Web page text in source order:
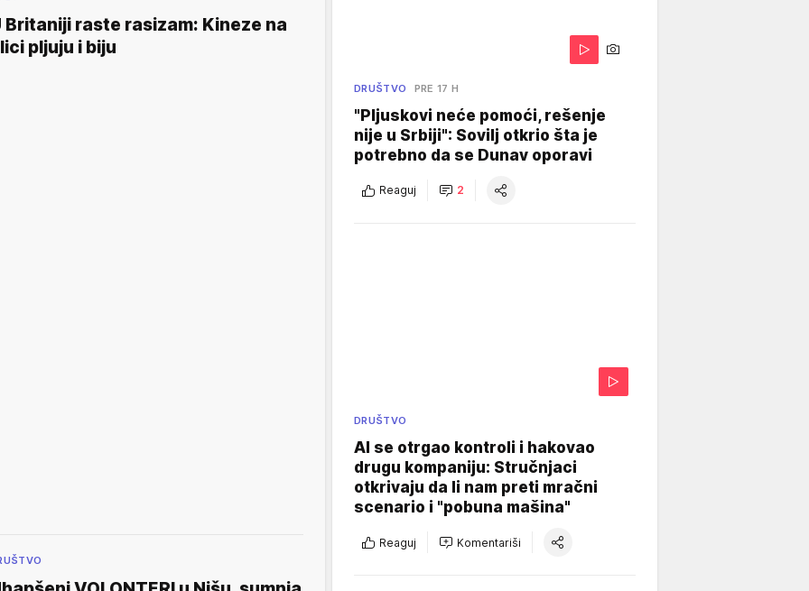
Britaniji raste rasizam: Kineze na
pljuju i biju
DRUŠTVO PRE 17 H
"Pljuskovi neće pomoći, rešenje
nije u Srbiji": Sovilj otkrio šta je
potrebno da se Dunav oporavi
Reaguj 2
DRUŠTVO
AI se otrgao kontroli i hakovao
drugu kompaniju: Stručnjaci
otkrivaju da li nam preti mračni
scenario i "pobuna mašina"
Reaguj Komentariši